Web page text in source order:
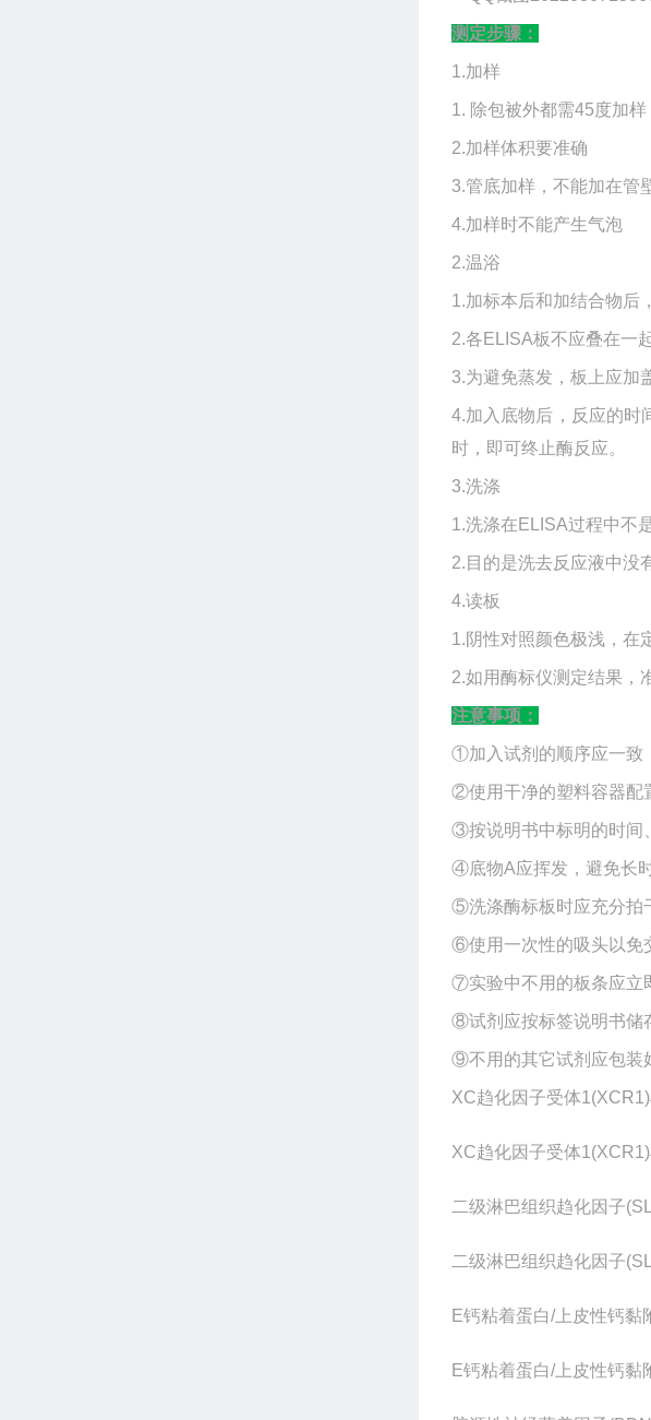
测定步骤：
1.加样
1. 除包被外都需45度加样
2.加样体积要准确
3.管底加样，不能加在管
4.加样时不能产生气泡
2.温浴
1.加标本后和加结合物后
2.各ELISA板不应叠在一起
3.为避免蒸发，板上应加
4.加入底物后，反应的时
时，即可终止酶反应。
3.洗涤
1.洗涤在ELISA过程中不
2.目的是洗去反应液中没
4.读板
1.阴性对照颜色极浅，在
2.如用酶标仪测定结果，
注意事项：
①加入试剂的顺序应一致
②使用干净的塑料容器配
③按说明书中标明的时间
④底物A应挥发，避免长
⑤洗涤酶标板时应充分拍
⑥使用一次性的吸头以免
⑦实验中不用的板条应立
⑧试剂应按标签说明书储
⑨不用的其它试剂应包装
XC趋化因子受体
XC趋化因子受体
二级淋巴组织趋化因子
二级淋巴组织趋化因子
E钙粘着蛋白/上皮性钙
E钙粘着蛋白/上皮性钙